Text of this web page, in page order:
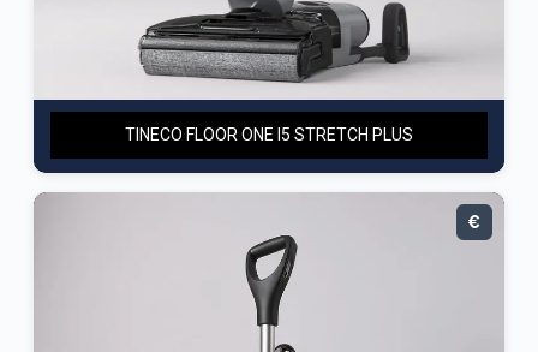
TINECO FLOOR ONE I5 STRETCH PLUS
€